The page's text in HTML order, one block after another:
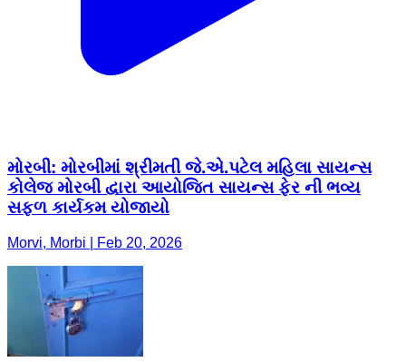
મોરબી: મોરબીમાં શ્રીમતી જે.એ.પટેલ મહિલા સાયન્સ
કોલેજ મોરબી દ્વારા આયોજિત સાયન્સ ફેર ની ભવ્ય
સફળ કાર્યકમ યોજાયો
Morvi, Morbi | Feb 20, 2026